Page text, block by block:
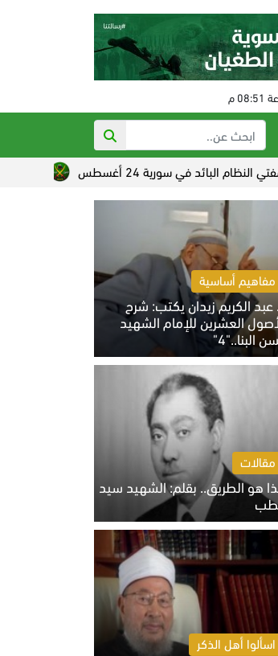
في سورية 24 أغسطس
تصاعد القلق
مفاهيم أساسية
عبد الكريم زيدان يكتب: شرح
العشرين للإمام الشهيد
البنا.."4"
أغسطس 2026 10:27 ص
مقالات
هو الطريق.. بقلم: الشهيد سيد
أغسطس 2026 10:52 ص
اسألوا أهل الذكر